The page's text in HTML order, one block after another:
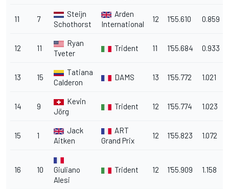
11 7
Steijn
Schothorst
Arden
International
12 1'55.610 0.859
12 11
Ryan
Tveter
Trident 11 1'55.684 0.933
13 15
Tatiana
Calderon
DAMS 13 1'55.772 1.021
14 9
Kevin
Jörg
Trident 12 1'55.774 1.023
15 1
Jack
Aitken
ART
Grand Prix
12 1'55.823 1.072
16 10
Giuliano
Alesi
Trident 12 1'55.909 1.158